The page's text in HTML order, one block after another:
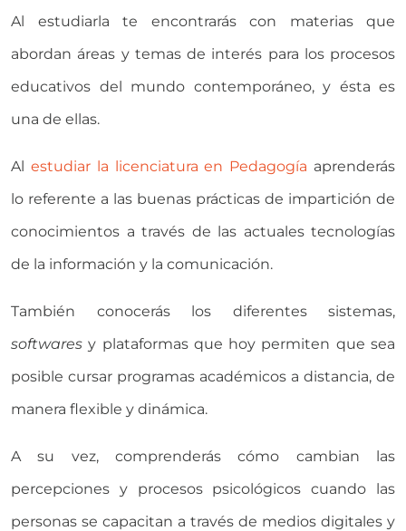
Al estudiarla te encontrarás con materias que
abordan áreas y temas de interés para los procesos
educativos del mundo contemporáneo, y ésta es
una de ellas.
Al estudiar la licenciatura en Pedagogía aprenderás
lo referente a las buenas prácticas de impartición de
conocimientos a través de las actuales tecnologías
de la información y la comunicación.
También conocerás los diferentes sistemas,
softwaresy plataformas que hoy permiten que sea
posible cursar programas académicos a distancia, de
manera flexible y dinámica.
A su vez, comprenderás cómo cambian las
percepciones y procesos psicológicos cuando las
personas se capacitan a través de medios digitales y